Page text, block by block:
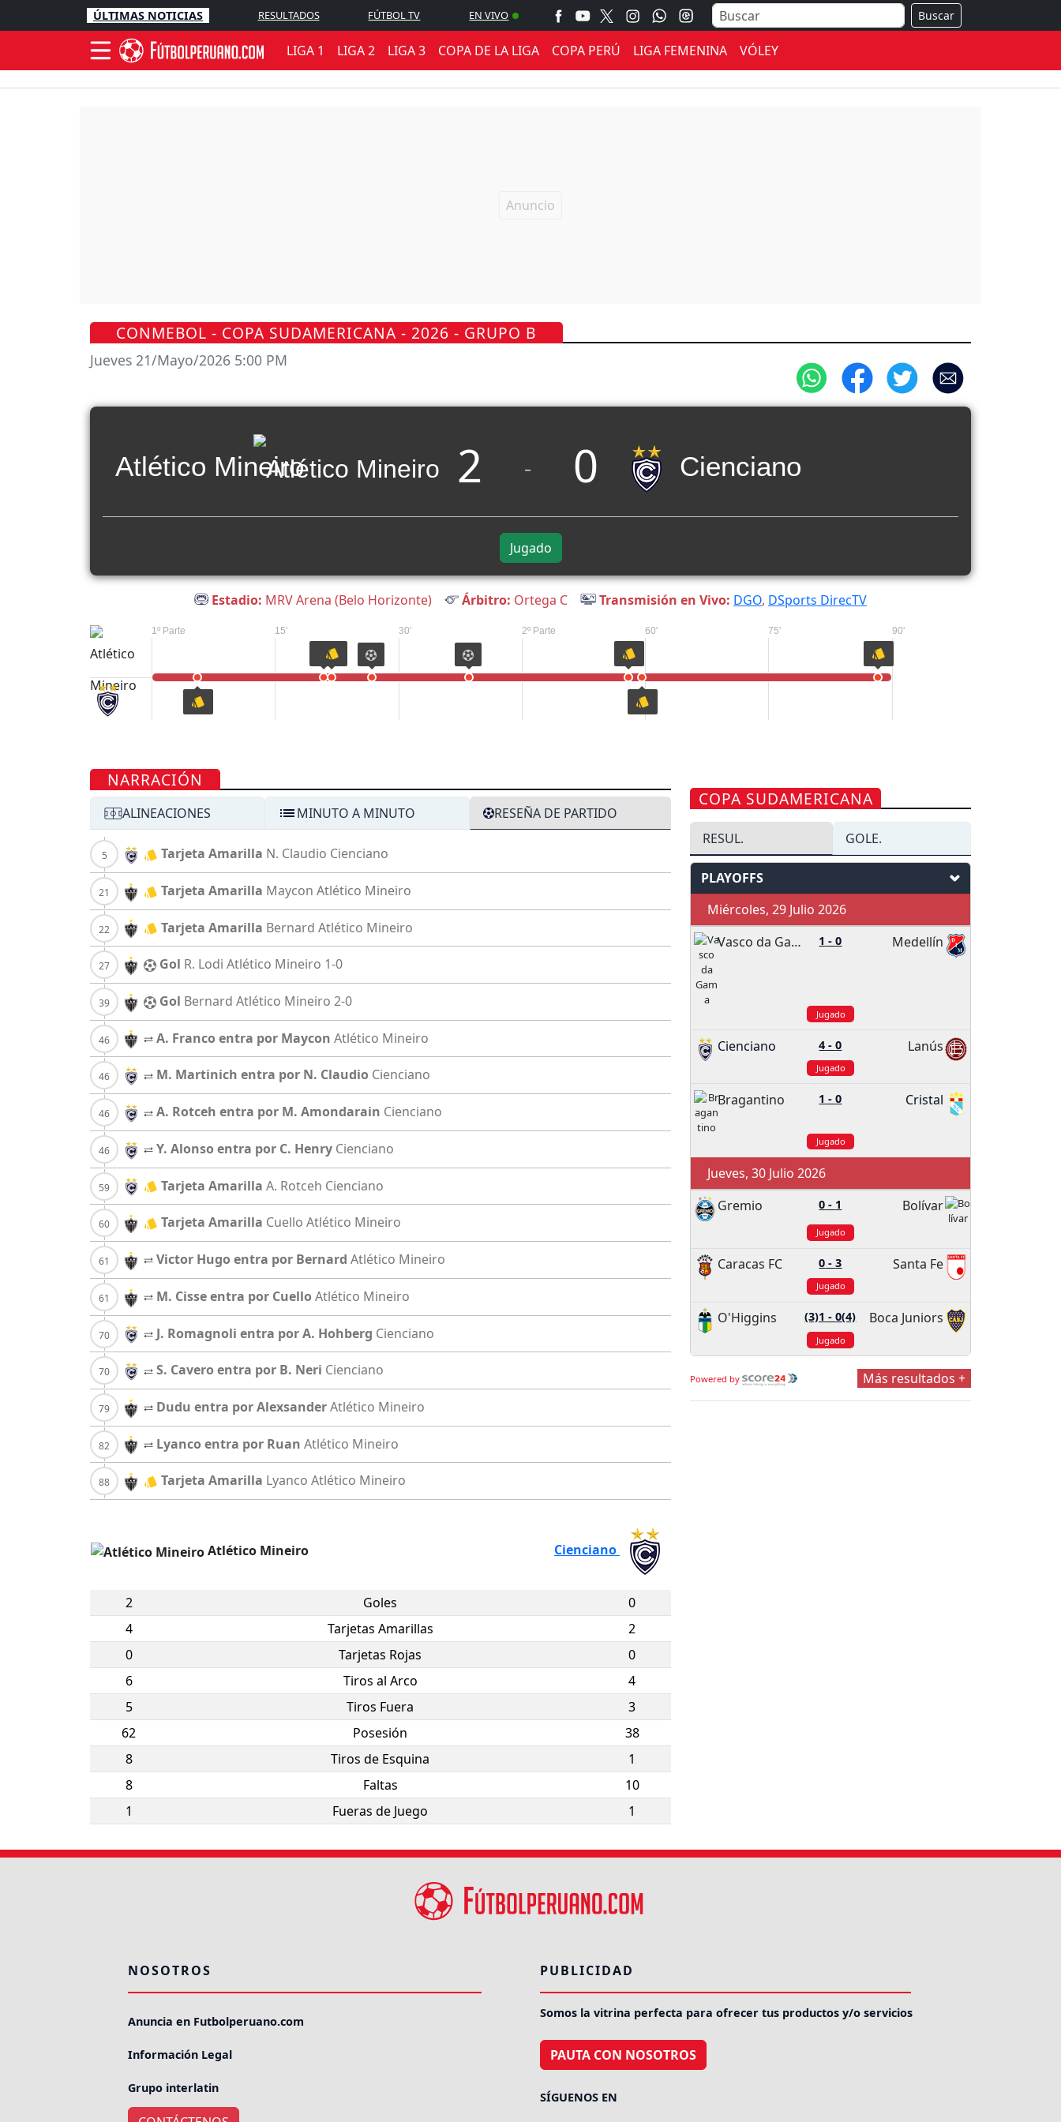
ÚLTIMAS NOTICIAS RESULTADOS FÚTBOL TV EN VIVO Buscar
LIGA 1 LIGA 2 LIGA 3 COPA DE LA LIGA COPA PERÚ LIGA FEMENINA VÓLEY
CONMEBOL - COPA SUDAMERICANA - 2026 - GRUPO B
Jueves 21/Mayo/2026 5:00 PM
Atlético Mineiro 2 0 Cienciano
Jugado
Estadio: MRV Arena (Belo Horizonte) Árbitro: Ortega C Transmisión en Vivo: DGO, DSports DirecTV
1º Parte 15' 30' 2º Parte 60' 75' 90'
NARRACIÓN
ALINEACIONES MINUTO A MINUTO RESEÑA DE PARTIDO
Tarjeta Amarilla N. Claudio Cienciano
Tarjeta Amarilla Maycon Atlético Mineiro
Tarjeta Amarilla Bernard Atlético Mineiro
Gol R. Lodi Atlético Mineiro 1-0
Gol Bernard Atlético Mineiro 2-0
A. Franco entra por Maycon Atlético Mineiro
M. Martinich entra por N. Claudio Cienciano
A. Rotceh entra por M. Amondarain Cienciano
Y. Alonso entra por C. Henry Cienciano
Tarjeta Amarilla A. Rotceh Cienciano
Tarjeta Amarilla Cuello Atlético Mineiro
Victor Hugo entra por Bernard Atlético Mineiro
M. Cisse entra por Cuello Atlético Mineiro
J. Romagnoli entra por A. Hohberg Cienciano
S. Cavero entra por B. Neri Cienciano
Dudu entra por AlexsanderAtlético Mineiro
Lyanco entra por Ruan Atlético Mineiro
Tarjeta Amarilla Lyanco Atlético Mineiro
Atlético Mineiro Cienciano
2 Goles
0
4
Tarjetas Amarillas
2
0
Tarjetas Rojas
0
6
Tiros al Arco
4
5
Tiros Fuera
3
62
Posesión
38
8
Tiros de Esquina
1
8
Faltas
10
1
Fueras de Juego 1
COPA SUDAMERICANA
RESUL. GOLE.
PLAYOFFS
Miércoles, 29 Julio 2026
Vasco da Gama
1 -0 Medellín
Jugado
Cienciano 4 -0 Lanús
Jugado
Bragantino 1 -0 Cristal
Jugado
Jueves, 30 Julio 2026
Gremio
0 - 1 Bolívar
Jugado
Caracas FC 0 -3 Santa Fe
Jugado
O'Higgins (3)1 -0(4) Boca Juniors
Jugado
Powered by Más resultados +
NOSOTROS
Anuncia en Futbolperuano.com
Información Legal
Grupo interlatin
PUBLICIDAD
Somos la vitrina perfecta para ofrecer tus productos y/o servicios
PAUTA CON NOSOTROS
SÍGUENOS EN